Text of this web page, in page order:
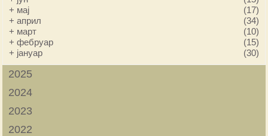
+ мај
(17)
+април
(34)
+ март
(10)
+фебруар
(15)
+ јануар (30)
2025
2024
2023
2022